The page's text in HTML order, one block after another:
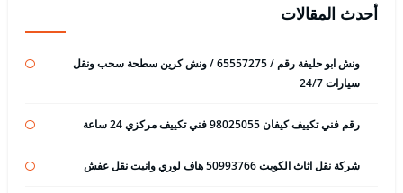
أحدث المقالات
ونش ابو حليفة رقم / 65557275 / ونش كرين سطحة سحب ونقل
سيارات 24/7
رقم فني تكييف كيفان 98025055 فني تكييف مركزي 24 ساعة
شركة نقل اثاث الكويت 50993766 هاف لوري وانيت نقل عفش